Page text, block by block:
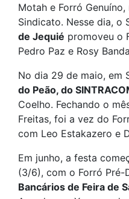
Motah e Forró
Sindicato. Nesse dia, o
de Jequié promoveu o
Pedro Paz e Rosy
No dia 29 de maio, em
do Peão, do
Coelho. Fechando o
Freitas, foi a vez do
com Leo Estakazero e
Em junho, a festa
(3/6), com o Forró
Bancários de Feira de